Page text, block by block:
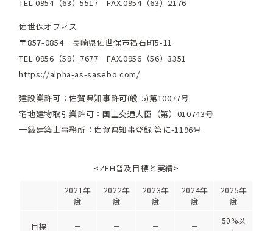
TEL.0954（63）5517 FAX.0954（63）2176
佐世保オフィス
〒857-0854 長崎県佐世保市福石町5-11
TEL.0956（59）7677 FAX.0956（56）3351
https://alpha-as-sasebo.com/
建設業許可：佐賀県知事許可(般-5)第10077号
宅地建物取引業許可：国土交通大臣（第）010743号
一級建築士事務所：佐賀県知事登録 第に-1196号
<ZEH普及目標と実績>
2021年
度
2022年
度
2023年
度
2024年
度
2025年
度
目標 － － － －
50%以